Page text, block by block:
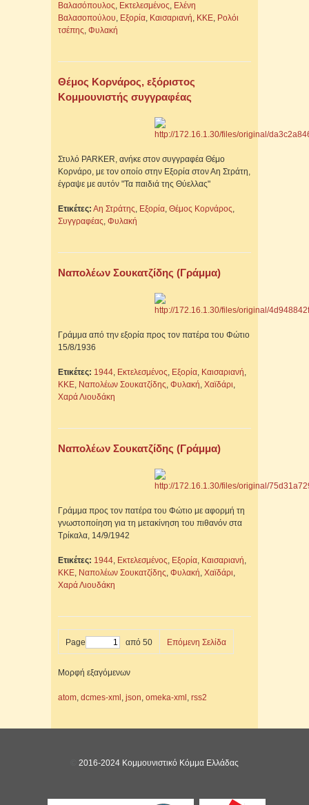
Βαλασόπουλος, Εκτελεσμένος, Ελένη
Βαλασοπούλου, Εξορία, Καισαριανή, ΚΚΕ, Ρολόι
τσέπης, Φυλακή
Θέμος Κορνάρος, εξόριστος
Κομμουνιστής συγγραφέας
Στυλό PARKER, ανήκε στον συγγραφέα Θέμο
Κορνάρο, με τον οποίο στην Εξορία στον Αη Στράτη,
έγραψε με αυτόν "Τα παιδιά της Θύελλας"
Ετικέτες: Αη Στράτης, Εξορία, Θέμος Κορνάρος,
Συγγραφέας, Φυλακή
Ναπολέων Σουκατζίδης (Γράμμα)
Γράμμα από την εξορία προς τον πατέρα του Φώτιο
15/8/1936
Ετικέτες: 1944, Εκτελεσμένος, Εξορία, Καισαριανή,
ΚΚΕ, Ναπολέων Σουκατζίδης, Φυλακή, Χαϊδάρι,
Χαρά Λιουδάκη
Ναπολέων Σουκατζίδης (Γράμμα)
Γράμμα προς τον πατέρα του Φώτιο με αφορμή τη
γνωστοποίηση για τη μετακίνηση του πιθανόν στα
Τρίκαλα, 14/9/1942
Ετικέτες: 1944, Εκτελεσμένος, Εξορία, Καισαριανή,
ΚΚΕ, Ναπολέων Σουκατζίδης, Φυλακή, Χαϊδάρι,
Χαρά Λιουδάκη
Page από 50 Επόμενη Σελίδα
Μορφή εξαγόμενων
atom, dcmes-xml , json, omeka-xml , rss2
2016-2024 Κομμουνιστικό Κόμμα Ελλάδας